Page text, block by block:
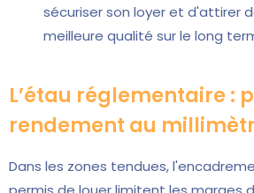
sécuriser son loyer et d'attirer
meilleure qualité sur le long
L’étau réglementaire :
rendement au
Dans les zones tendues,